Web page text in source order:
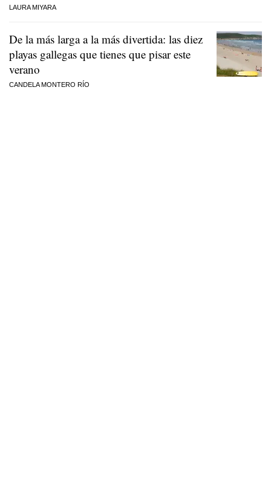
LAURA MIYARA
De la más larga a la más divertida: las diez
playas gallegas que tienes que pisar este
verano
CANDELA MONTERO RÍO